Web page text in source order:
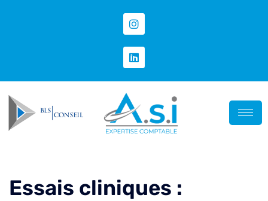
Essais cliniques :